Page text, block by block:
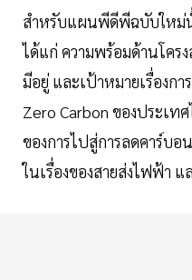
สำหรับแผนพีดีพีฉบับใหม่
ได้แก่ ความพร้อมด้านโคร
มีอยู่ และเป้าหมายเรื่องก
Zero Carbon ของประเท
ของการไปสู่การลดคาร์บอ
ในเรื่องของสายส่งไฟฟ้า